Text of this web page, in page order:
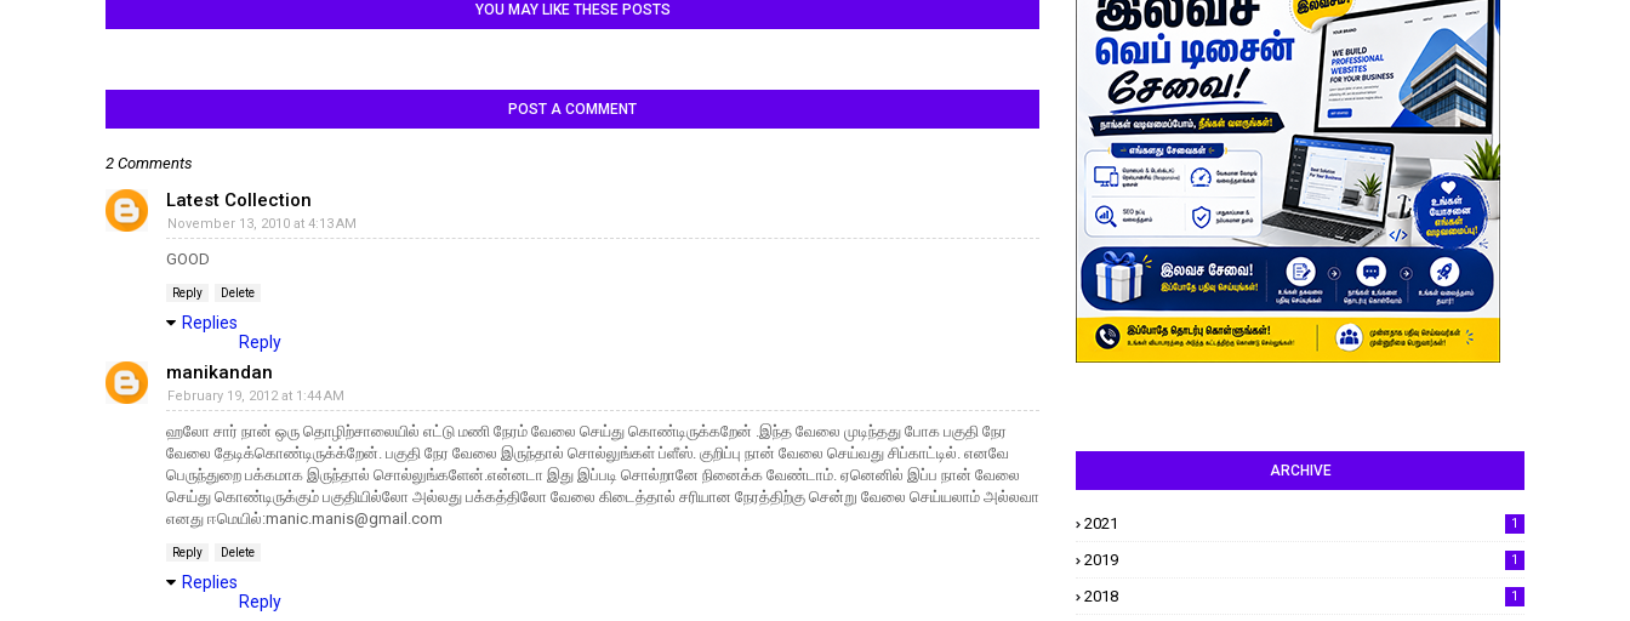
YOU MAY LIKE THESE POSTS
POST A COMMENT
2 Comments
Latest Collection
November 13, 2010 at 4:13 AM
GOOD
Reply Delete
Replies
Reply
manikandan
February 19, 2012 at 1:44 AM
ஹலோ சார் நான் ஒரு தொழிற்சாலையில் எட்டு மணி நேரம் வேலை செய்து கொண்டிருக்கறேன் .இந்த வேலை முடிந்தது போக பகுதி நேர
வேலை தேடிக்கொண்டிருக்க்றேன். பகுதி நேர வேலை இருந்தால் சொல்லுங்கள் ப்ளீஸ். குறிப்பு நான் வேலை செய்வது சிப்காட்டில். எனவே
பெருந்துறை பக்கமாக இருந்தால் சொல்லுங்களேன்.என்னடா இது இப்படி சொல்றானே நினைக்க வேண்டாம். ஏனெனில் இப்ப நான் வேலை
செய்து கொண்டிருக்கும் பகுதியில்லோ அல்லது பக்கத்திலோ வேலை கிடைத்தால் சரியான நேரத்திற்கு சென்று வேலை செய்யலாம் அல்லவா
எனது ஈமெயில்:manic.manis@gmail.com
Reply Delete
Replies
Reply
ARCHIVE
2021 1
2019 1
2018 1